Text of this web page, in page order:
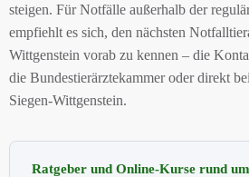
steigen. Für Notfälle außerhalb der
empfiehlt es sich, den nächsten
Wittgenstein vorab zu kennen – die
die Bundestierärztekammer oder direkt
Siegen-Wittgenstein.
Ratgeber und Online-Kurse rund